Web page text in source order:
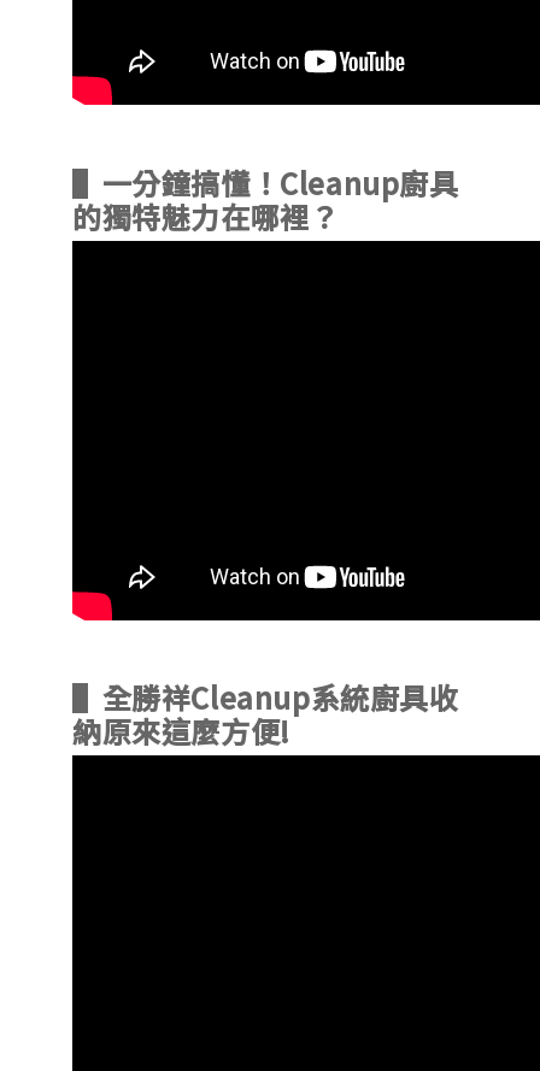
▌一分鐘搞懂！Cleanup廚具
的獨特魅力在哪裡？
▌全勝祥Cleanup系統廚具收
納原來這麼方便!